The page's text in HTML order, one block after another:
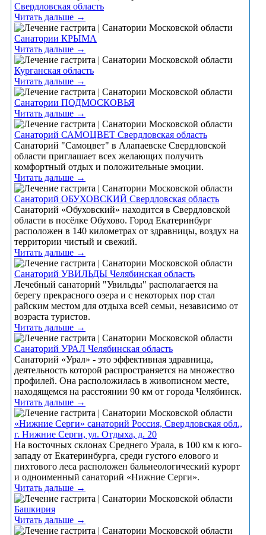
Свердловская область
Читать дальше →
Санатории КРЫМА
Читать дальше →
Курганская область
Читать дальше →
Санатории ПОДМОСКОВЬЯ
Читать дальше →
Санаторий САМОЦВЕТ Свердловская область
Санаторий "Самоцвет" в Алапаевске Свердловской
области приглашает всех желающих получить
комфортный отдых и положительные эмоции.
Читать дальше →
Санаторий ОБУХОВСКИЙ Свердловская область
Санаторий «Обуховский» находится в Свердловской
области в посёлке Обухово. Город Екатеринбург
расположен в 140 километрах от здравницы, воздух на
территории чистый и свежий.
Читать дальше →
Санаторий УВИЛЬДЫ Челябинская область
Лечебный санаторий "Увильды" располагается на
берегу прекрасного озера и с некоторых пор стал
райским местом для отдыха всей семьи, независимо от
возраста туристов.
Читать дальше →
Санаторий УРАЛ Челябинская область
Санаторий «Урал» - это эффективная здравница,
деятельность которой распространяется на множество
профилей. Она расположилась в живописном месте,
находящемся на расстоянии 90 км от города Челябинск.
Читать дальше →
«Нижние Серги» санаторий Россия, Свердловская обл.,
г. Нижние Серги, ул. Отдыха, д. 20
На восточных склонах Среднего Урала, в 100 км к юго-
западу от Екатеринбурга, среди густого елового и
пихтового леса расположен бальнеологический курорт
и одноименный санаторий «Нижние Серги».
Читать дальше →
Башкирия
Читать дальше →